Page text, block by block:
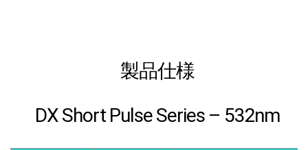
製品仕様
DX Short Pulse Series – 532nm